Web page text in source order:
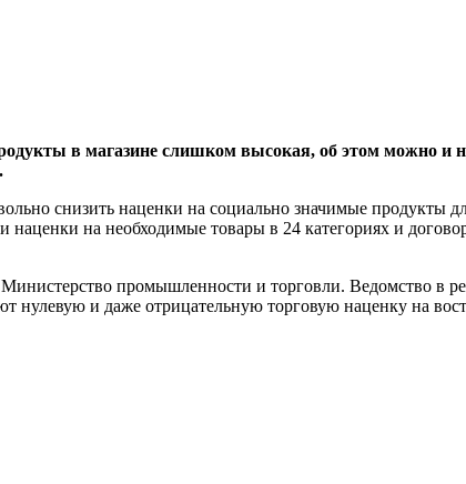
в магазине слишком высокая, об этом можно
.
снизить наценки на социально значимые продукты
на необходимые товары в 24 категориях и
промышленности и торговли. Ведомство в
нулевую и даже отрицательную торговую наценку на